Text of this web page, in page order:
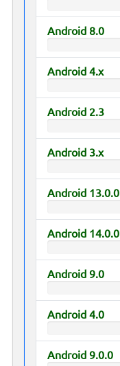
Android 8.0
Android 4.x
Android 2.3
Android 3.x
Android 13.0.0
Android 14.0.0
Android 9.0
Android 4.0
Android 9.0.0